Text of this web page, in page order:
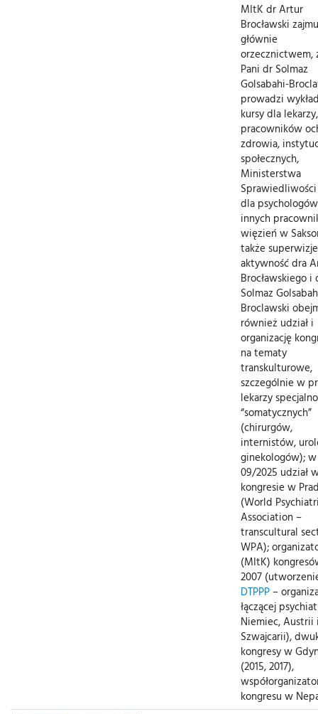
MItK dr Artur
Brocławski
głównie
orzecznictwem,
Pani dr Solmaz
Golsabahi-
prowadzi
kursy dla lekarzy,
pracowników
zdrowia,
społecznych,
Ministerstwa
dla
innych
więzień w
także
aktywność dra
Brocławskiego i
Solmaz
Broclawski
również udział i
organizację
na tematy
transkulturowe,
szczególnie w
lekarzy
“somatycznych”
(chirurgów,
internistów,
ginekologów); w
09/2025 udział
kongresie w
(World
Association –
transcultural
WPA);
(MItK)
2007
DTPPP–
łączącej
Niemiec, Austrii
Szwajcarii),
kongresy w
(2015, 2017),
kongresu w